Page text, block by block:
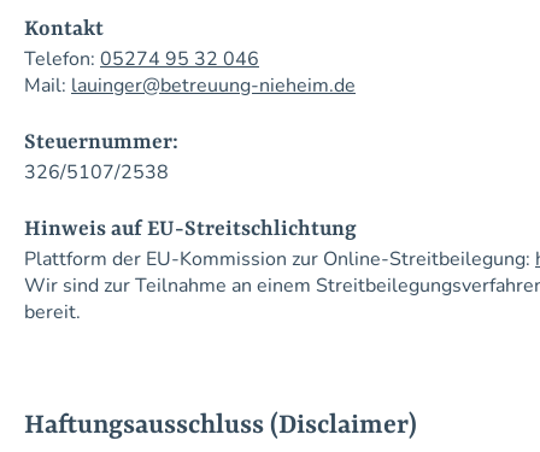
Kontakt
Telefon: 05274 95 32 046
Mail: lauinger@betreuung-nieheim.de
​Steuernummer:
326/5107/2538
​Hinweis auf EU-Streitschlichtung
Plattform der EU-Kommission zur Online-Streitbeilegung:
Wir sind zur Teilnahme an einem
bereit. ​​
Haftungsausschluss (Disclaimer)